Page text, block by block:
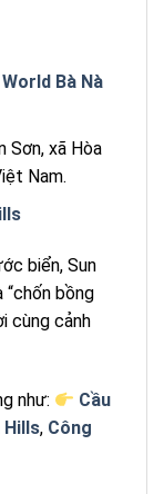
Bà Nà
Sơn, xã Hòa
Nam.
biển, Sun
“chốn bồng
cùng cảnh
như:
Cầu
Hills, Công